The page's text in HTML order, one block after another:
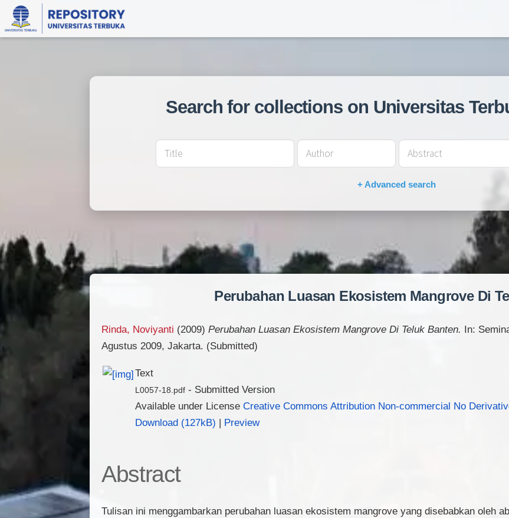
Search for collections on Universitas
+ Advanced search
Perubahan Luasan Ekosistem Mangrove Di
Rinda, Noviyanti (2009) Perubahan Luasan Ekosistem Mangrove Di Teluk Banten. In:
Agustus 2009, Jakarta. (Submitted)
Text
L0057-18.pdf - Submitted Version
Available under License Creative Commons Attribution Non-commercial No
Download (127kB) | Preview
Abstract
Tulisan ini menggambarkan perubahan luasan ekosistem mangrove yang disebabkan oleh